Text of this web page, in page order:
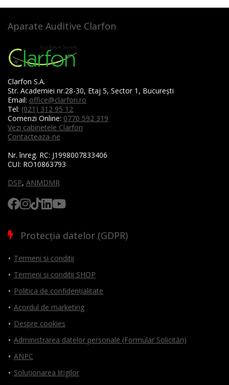
Aparate Auditive Clarfon
Clarfon S.A.
Str. Academiei nr.28-30, Etaj 5, Sector 1, București
Email: office@clarfon.ro
Tel: (021) 312 95 12
Comenzi Online: 0770 592 319
Vezi cabinetele Clarfon
Contacteaza-ne
Nr. înreg. RC: J1998007833406
CUI: RO10863793
DSP, ANMDMR
Protecția datelor (GDPR)
Termeni si conditii
Termeni si conditii SHOP
Politica de confidențialitate
Acordul de marketing
Despre cookies
Administrarea datelor personale (Formular Solicitări)
ANPC
Soluționarea litigilor